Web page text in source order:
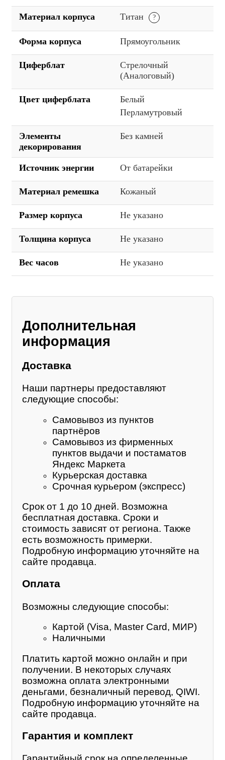
Материал корпуса Титан
Форма корпуса Прямоугольник
Циферблат
Стрелочный
(Аналоговый)
Цвет циферблата
Белый
Перламутровый
Элементы
декорирования
Без камней
Источник энергии От батарейки
Материал ремешка Кожаный
Размер корпуса Не указано
Толщина корпуса Не указано
Вес часов Не указано
Дополнительная
информация
Доставка
Наши партнеры предоставляют
следующие способы:
Самовывоз из пунктов
партнёров
Самовывоз из фирменных
пунктов выдачи и постаматов
Яндекс Маркета
Курьерская доставка
Срочная курьером (экспресс)
Срок от 1 до 10 дней. Возможна
бесплатная доставка. Сроки и
стоимость зависят от региона. Также
есть возможность примерки.
Подробную информацию уточняйте на
сайте продавца.
Оплата
Возможны следующие способы:
Картой (Visa, Master Card, МИР)
Наличными
Платить картой можно онлайн и при
получении. В некоторых случаях
возможна оплата электронными
деньгами, безналичный перевод, QIWI.
Подробную информацию уточняйте на
сайте продавца.
Гарантия и комплект